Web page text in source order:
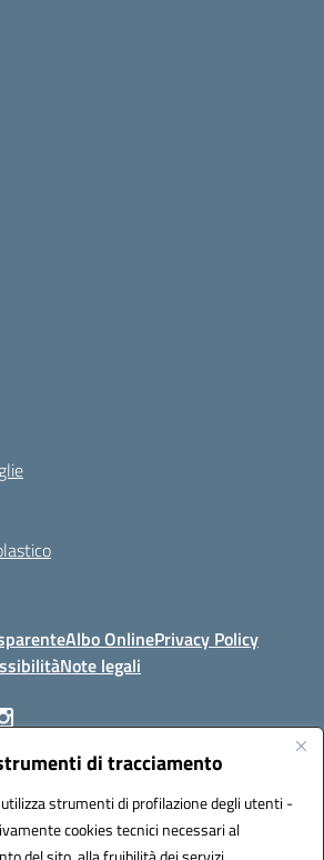
di tracciamento
strumenti di profilazione degli utenti -
cookies tecnici necessari al
Albo OnlinePrivacy Policy
Note legali
(TP)